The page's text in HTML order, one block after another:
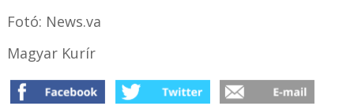
Fotó: News.va
Magyar Kurír